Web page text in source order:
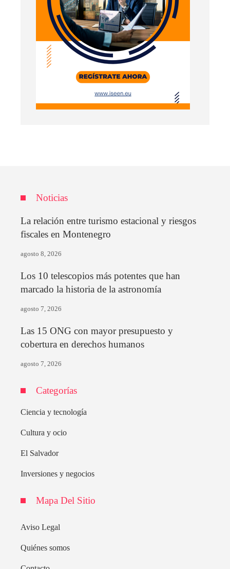
Noticias
La relación entre turismo estacional y riesgos
fiscales en Montenegro
agosto 8, 2026
Los 10 telescopios más potentes que han
marcado la historia de la astronomía
agosto 7, 2026
Las 15 ONG con mayor presupuesto y
cobertura en derechos humanos
agosto 7, 2026
Categorías
Ciencia y tecnología
Cultura y ocio
El Salvador
Inversiones y negocios
Mapa Del Sitio
Aviso Legal
Quiénes somos